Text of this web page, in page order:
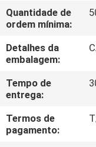
EXCURSÃO
DA
FÁBRICA
CONTROLE
QUALIDADE
Quantidade de
ordem mínima:
Detalhes da
embalagem:
Tempo de
entrega:
Termos de
pagamento: